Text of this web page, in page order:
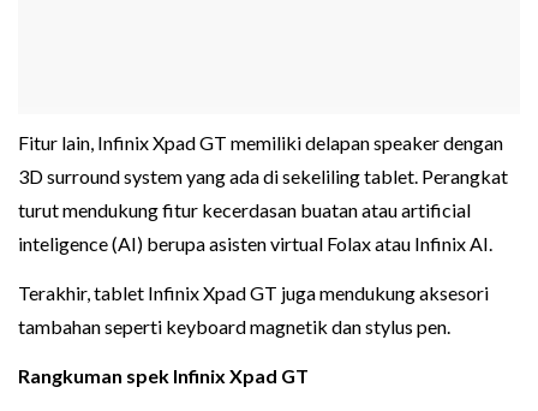
Fitur lain, Infinix Xpad GT memiliki delapan speaker dengan
3D surround system yang ada di sekeliling tablet. Perangkat
turut mendukung fitur kecerdasan buatan atau artificial
inteligence (AI) berupa asisten virtual Folax atau Infinix AI.
Terakhir, tablet Infinix Xpad GT juga mendukung aksesori
tambahan seperti keyboard magnetik dan stylus pen.
Rangkuman spek Infinix Xpad GT